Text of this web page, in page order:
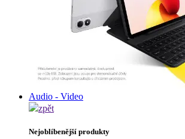
Audio - Video
zpět
Nejoblíbenější produkty